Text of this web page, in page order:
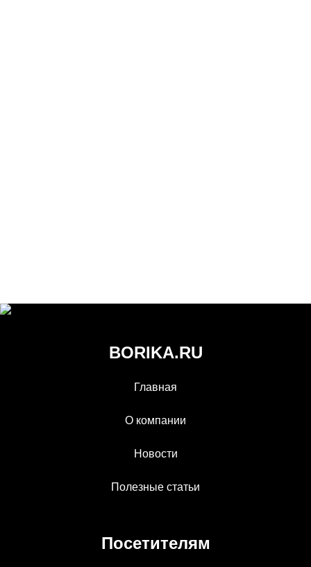
BORIKA.RU
Главная
О компании
Новости
Полезные статьи
Посетителям